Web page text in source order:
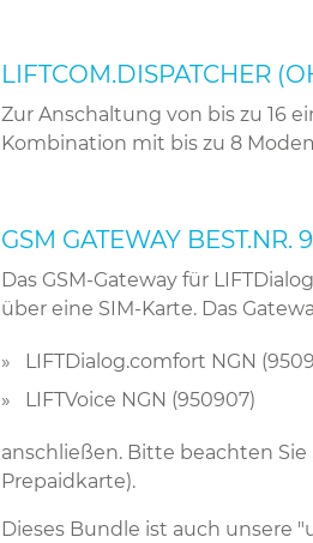
LIFTCOM.DISPATCHER
Zur Anschaltung von bis zu 16
Kombination mit bis zu 8
GSM GATEWAY BEST.NR.
Das GSM-Gateway für LIFTDialog
über eine SIM-Karte. Das
LIFTDialog.comfort NGN
LIFTVoice NGN (950907)
anschließen. Bitte beachten
Prepaidkarte).
Dieses Bundle ist auch unsere